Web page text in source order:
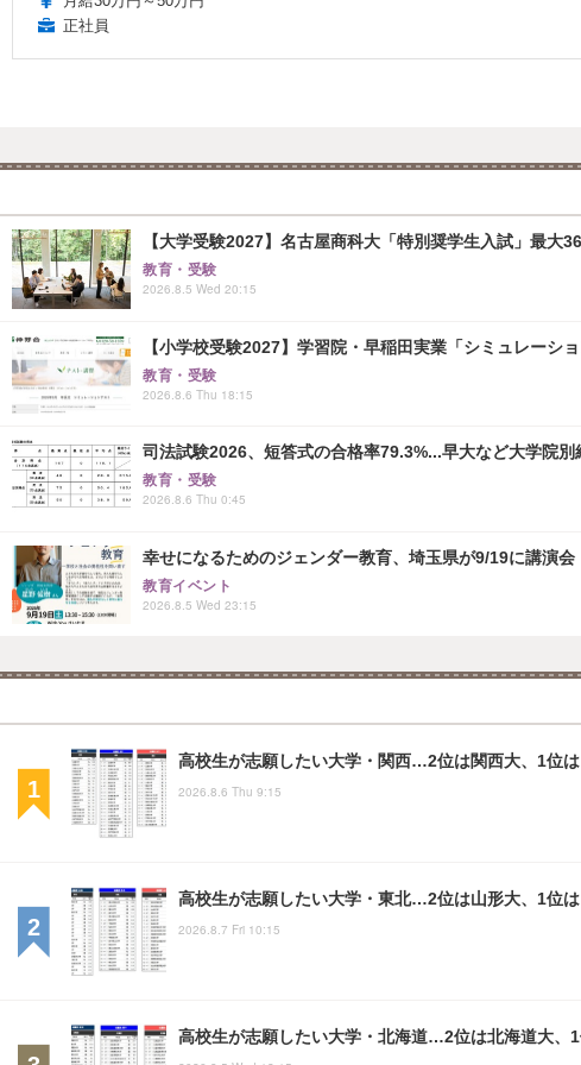
正社員
【大学受験2027】名古屋商科大「特別奨学生入試」最大
教育・受験
2026.8.5 Wed 20:15
【小学校受験2027】学習院・早稲田実業「シミュレーシ
教育・受験
2026.8.6 Thu 18:15
司法試験2026、短答式の合格率79.3%...早大など大学院別
教育・受験
2026.8.6 Thu 0:45
幸せになるためのジェンダー教育、埼玉県が9/19に講演会
教育イベント
2026.8.5 Wed 23:15
高校生が志願したい大学・関西…2位は関西大、1位は
2026.8.6 Thu 9:15
高校生が志願したい大学・東北…2位は山形大、1位は
2026.8.7 Fri 10:15
高校生が志願したい大学・北海道…2位は北海道大、1